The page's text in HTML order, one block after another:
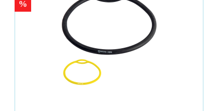
%